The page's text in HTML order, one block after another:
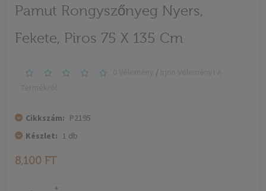
Pamut Rongyszőnyeg Nyers,
Fekete, Piros 75 X 135 Cm
/
Cikkszám: P2195
Készlet: 1 db
8,100 FT